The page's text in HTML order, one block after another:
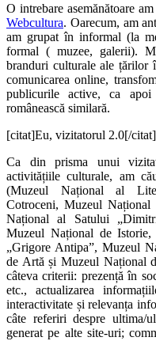
O intrebare asemănătoare
Webcultura. Oarecum, am
am grupat în informal (la
formal ( muzee, galerii).
branduri culturale ale țărilor
comunicarea online,
publicurile active, ca
românească similară.
[citat]Eu, vizitatorul 2.0[/citat]
Ca din prisma unui
activitățiile culturale, am
(Muzeul Național al
Cotroceni, Muzeul
Național al Satului
Muzeul Național de
„Grigore Antipa”, Muzeul
de Artă și Muzeul Național
câteva criterii: prezență în
etc., actualizarea
interactivitate și relevanța
câte referiri despre ultima/
generat pe alte site-uri;